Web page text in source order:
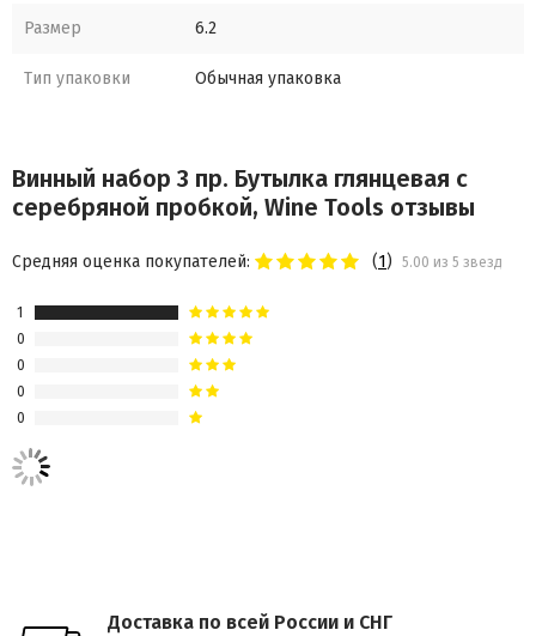
Размер 6.2
Тип упаковки Обычная упаковка
Винный набор 3 пр. Бутылка глянцевая с
серебряной пробкой, Wine Tools отзывы
Средняя оценка покупателей: (1) 5.00 из 5 звезд
1
0
0
0
0
Доставка по всей России и СНГ